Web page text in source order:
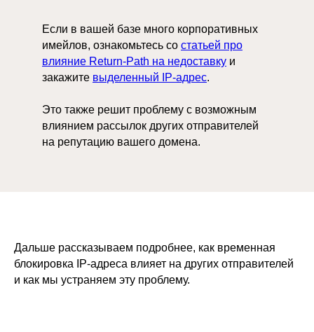
Если в вашей базе много корпоративных
имейлов, ознакомьтесь со статьей про
влияние Return-Path на недоставку и
закажите выделенный IP-адрес.
Это также решит проблему с возможным
влиянием рассылок других отправителей
на репутацию вашего домена.
Дальше рассказываем подробнее, как временная
блокировка IP-адреса влияет на других отправителей
и как мы устраняем эту проблему.